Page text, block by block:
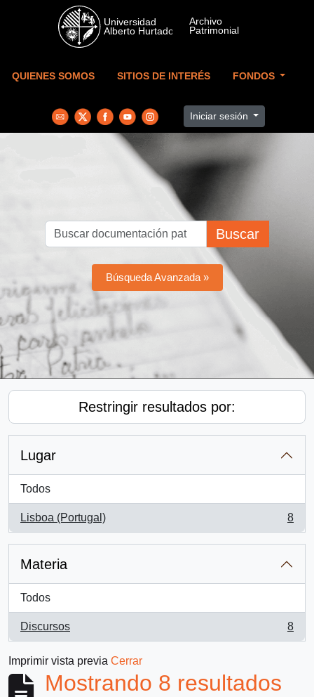
Skip to main content
QUIENES SOMOS SITIOS DE INTERÉS FONDOS
Iniciar sesión
Buscar
Búsqueda Avanzada »
Restringir resultados por:
Lugar
Todos
Lisboa (Portugal)
, 8 resultados
8
Materia
Todos
Discursos
, 8 resultados
8
Imprimir vista previa Cerrar
Mostrando 8 resultados